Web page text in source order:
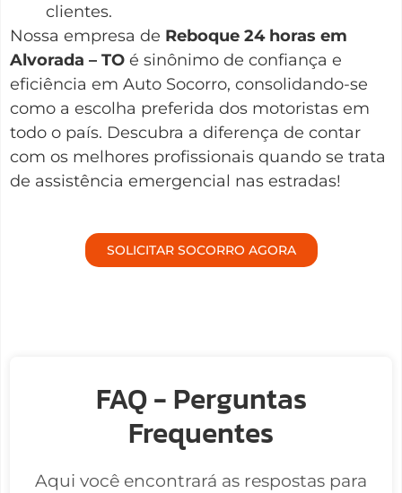
clientes.
Nossa empresa de Reboque 24 horas em
Alvorada – TO é sinônimo de confiança e
eficiência em Auto Socorro, consolidando-se
como a escolha preferida dos motoristas em
todo o país. Descubra a diferença de contar
com os melhores profissionais quando se trata
de assistência emergencial nas estradas!
SOLICITAR SOCORRO AGORA
FAQ - Perguntas
Frequentes
Aqui você encontrará as respostas para